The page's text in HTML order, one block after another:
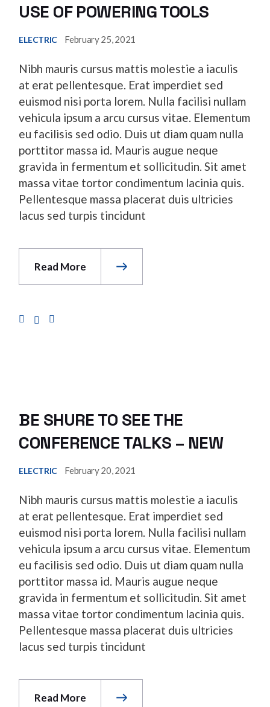
USE OF POWERING TOOLS
ELECTRIC February 25, 2021
Nibh mauris cursus mattis molestie a iaculis
at erat pellentesque. Erat imperdiet sed
euismod nisi porta lorem. Nulla facilisi nullam
vehicula ipsum a arcu cursus vitae. Elementum
eu facilisis sed odio. Duis ut diam quam nulla
porttitor massa id. Mauris augue neque
gravida in fermentum et sollicitudin. Sit amet
massa vitae tortor condimentum lacinia quis.
Pellentesque massa placerat duis ultricies
lacus sed turpis tincidunt
Read More
BE SHURE TO SEE THE
CONFERENCE TALKS – NEW
ELECTRIC February 20, 2021
Nibh mauris cursus mattis molestie a iaculis
at erat pellentesque. Erat imperdiet sed
euismod nisi porta lorem. Nulla facilisi nullam
vehicula ipsum a arcu cursus vitae. Elementum
eu facilisis sed odio. Duis ut diam quam nulla
porttitor massa id. Mauris augue neque
gravida in fermentum et sollicitudin. Sit amet
massa vitae tortor condimentum lacinia quis.
Pellentesque massa placerat duis ultricies
lacus sed turpis tincidunt
Read More